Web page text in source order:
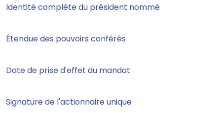
Identité complète du président nommé
Étendue des pouvoirs conférés
Date de prise d'effet du mandat
Signature de l'actionnaire unique